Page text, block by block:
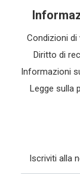
Condizioni di
Diritto di
Informazioni
Legge sulla
Iscriviti alla